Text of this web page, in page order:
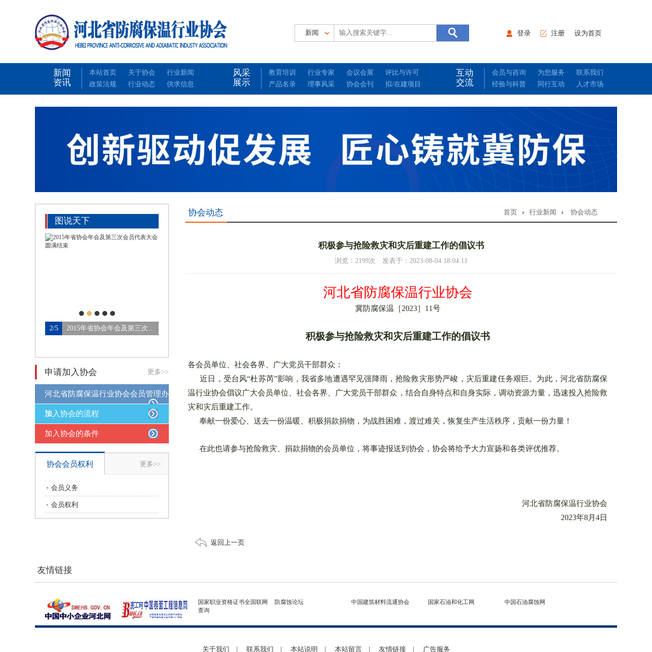
登录 注册 设为首页
新闻
资讯
本站首页 关于协会
行业新闻
政策法规
行业动态 供求信息
风采
展示
教育培训 行业专家 会议会展
评比与许可
产品名录
理事风采 协会会刊 拟/在建项目
互动
交流
会员与咨询 为您服务
联系我们
经验与科普
同行互动 人才市场
图说天下
2/5 2015年省协会年会及第三次会…
申请加入协会 更多>>
河北省防腐保温行业协会会员管理办
法
加入协会的流程
加入协会的条件
协会会员权利 更多>>
会员义务
会员权利
协会动态 首页 行业新闻 协会动态
积极参与抢险救灾和灾后重建工作的倡议书
浏览：2199次 发表于：2023-08-04 18:04:11
河北省防腐保温行业协会
冀防腐保温［2023］11号
积极参与抢险救灾和灾后重建工作的倡议书
各会员单位、社会各界、广大党员干部群众：
近日，受台风“杜苏芮”影响，我省多地遭遇罕见强降雨，抢险救灾形势严峻，灾后重建任务艰巨。为此，河北省防腐保
温行业协会倡议广大会员单位、社会各界、广大党员干部群众，结合自身特点和自身实际，调动资源力量，迅速投入抢险救
灾和灾后重建工作。
奉献一份爱心、送去一份温暖、积极捐款捐物，为战胜困难，渡过难关，恢复生产生活秩序，贡献一份力量！
在此也请参与抢险救灾、捐款捐物的会员单位，将事迹报送到协会，协会将给予大力宣扬和各类评优推荐。
河北省防腐保温行业协会
2023年8月4日
返回上一页
友情链接
国家职业资格证书全国联网
查询
防腐蚀论坛 中国建筑材料流通协会 国家石油和化工网 中国石油腐蚀网
关于我们 联系我们 本站说明 本站留言 友情链接 广告服务